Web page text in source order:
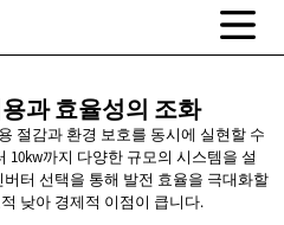
과효율성의 조화
절감과 환경 보호를 동시에 실현할 수
10kw까지 다양한 규모의 시스템을 설
터 선택을 통해 발전 효율을 극대화할
낮아 경제적 이점이 큽니다.